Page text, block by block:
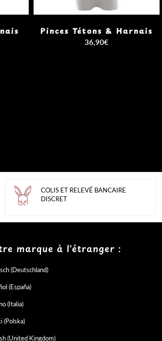
Pinces Tétons & Harnais
36,90€
COLIS ET RELEVÉ BANCAIRE
DISCRET
marque à l'étranger :
(Deutschland)
(España)
(Italia)
(Polska)
(United Kingdom)